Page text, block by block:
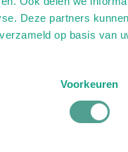
Deze partners
op basis van
Voorkeuren
Organisatie